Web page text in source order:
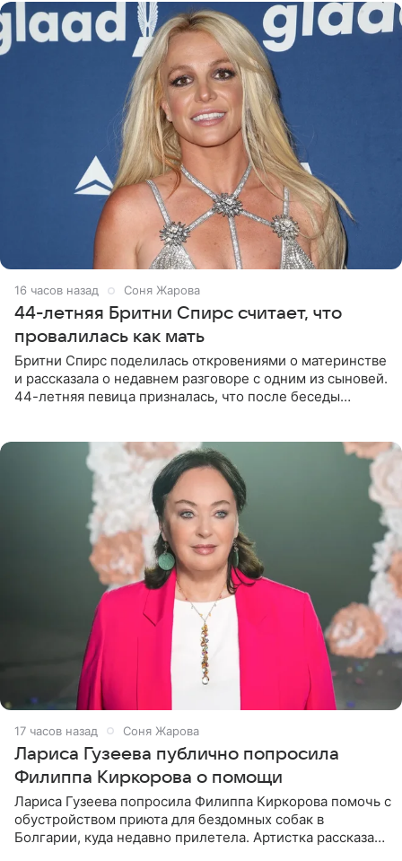
16 часов назад Соня Жарова
44-летняя Бритни Спирс считает, что
провалилась как мать
Бритни Спирс поделилась откровениями о материнстве
и рассказала о недавнем разговоре с одним из сыновей.
44-летняя певица призналась, что после беседы
17 часов назад Соня Жарова
Лариса Гузеева публично попросила
Филиппа Киркорова о помощи
Лариса Гузеева попросила Филиппа Киркорова помочь с
обустройством приюта для бездомных собак в
Болгарии, куда недавно прилетела. Артистка рассказала